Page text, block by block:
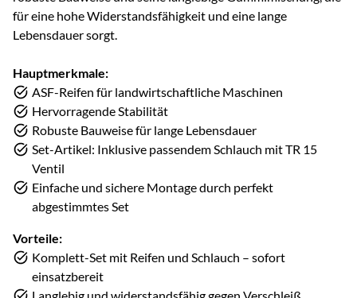
für eine hohe Widerstandsfähigkeit und eine lange
Lebensdauer sorgt.
Hauptmerkmale:
ASF-Reifen für landwirtschaftliche Maschinen
Hervorragende Stabilität
Robuste Bauweise für lange Lebensdauer
Set-Artikel: Inklusive passendem Schlauch mit TR 15
Ventil
Einfache und sichere Montage durch perfekt
abgestimmtes Set
Vorteile:
Komplett-Set mit Reifen und Schlauch – sofort
einsatzbereit
Langlebig und widerstandsfähig gegen Verschleiß